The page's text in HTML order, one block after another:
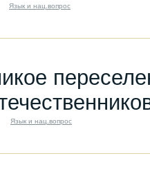
Язык и нац.вопрос
Язык и нац.вопрос